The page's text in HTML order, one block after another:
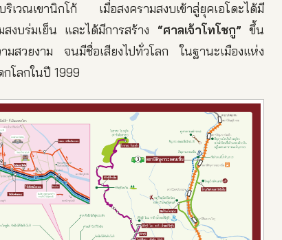
เวณเขานิกโก้ เมื่อสงครามสงบเข้าสู่ยุคเอโดะได้มี
งบร่มเย็น และได้มีการสร้าง “ศาลเจ้าโทโชกู” ขึ้น
มสวยงาม จนมีชื่อเสียงไปทั่วโลก ในฐานะเมืองแห่ง
โลกในปี 1999